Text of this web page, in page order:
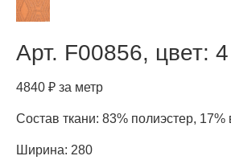
Арт. F00856, цвет: 4
4840 ₽ за метр
Состав ткани: 83% полиэстер, 17%
Ширина: 280